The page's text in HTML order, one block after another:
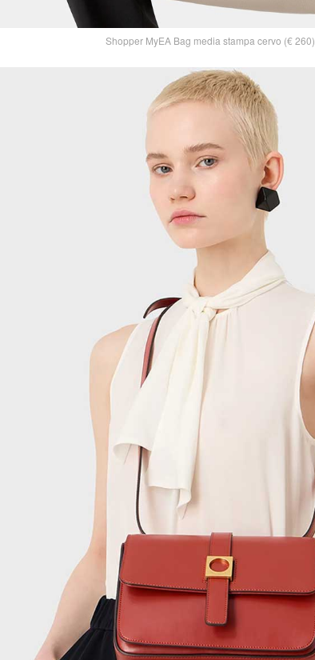
Shopper MyEA Bag media stampa cervo (€ 260)